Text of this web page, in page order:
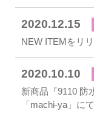
2020.12.15
NEW ITEMをリ
2020.10.10
新商品『9110 防
「machi-ya」に